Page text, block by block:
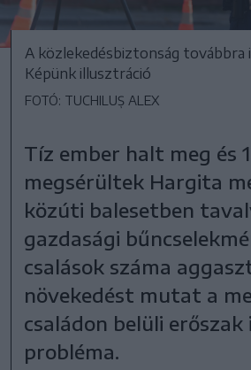
A közlekedésbiztonság továbbra
Képünk illusztráció
FOTÓ: TUCHILUȘ ALEX
Tíz ember halt meg és
megsérültek Hargita
közúti balesetben
gazdasági
csalások száma
növekedést mutat a
családon belüli erőszak
probléma.